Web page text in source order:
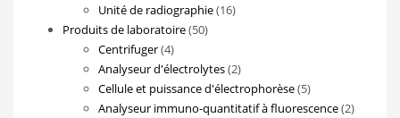
produits
Unité de radiographie 1616
Produits de laboratoire 5050
Centrifuger 44
produits
Analyseur d'électrolytes 22
produits
Cellule et puissance d'électrophorèse 55
produits
Analyseur immuno-quantitatif à fluorescence 22